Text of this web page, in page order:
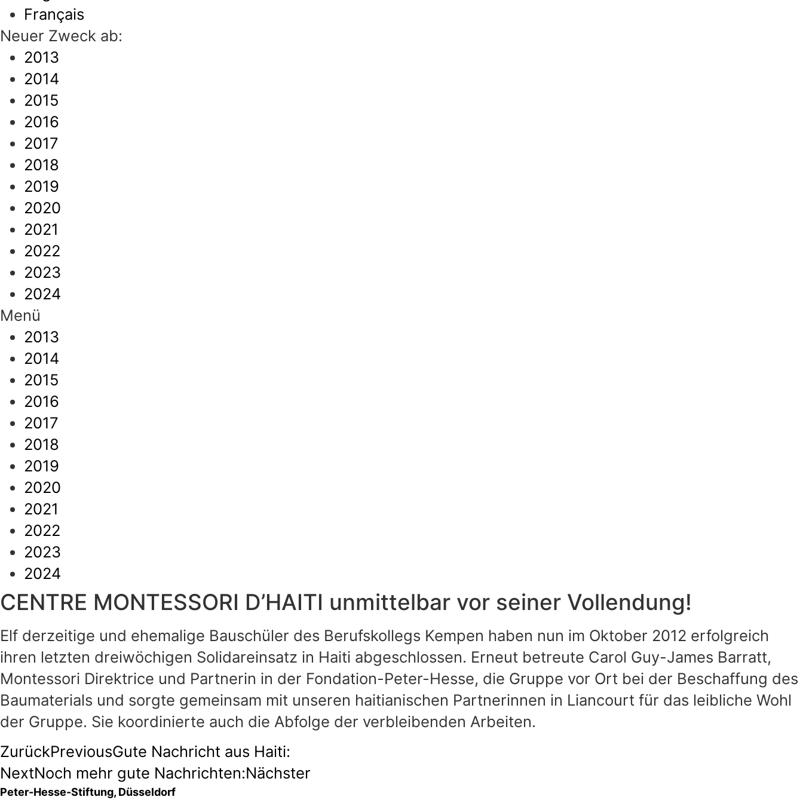
Français
Neuer Zweck ab:
2013
2014
2015
2016
2017
2018
2019
2020
2021
2022
2023
2024
Menü
2013
2014
2015
2016
2017
2018
2019
2020
2021
2022
2023
2024
CENTRE MONTESSORI D’HAITI unmittelbar vor seiner Vollendung!
Elf derzeitige und ehemalige Bauschüler des Berufskollegs Kempen haben nun im Oktober 2012 erfolgreich
ihren letzten dreiwöchigen Solidareinsatz in Haiti abgeschlossen. Erneut betreute Carol Guy-James Barratt,
Montessori Direktrice und Partnerin in der Fondation-Peter-Hesse, die Gruppe vor Ort bei der Beschaffung des
Baumaterials und sorgte gemeinsam mit unseren haitianischen Partnerinnen in Liancourt für das leibliche Wohl
der Gruppe. Sie koordinierte auch die Abfolge der verbleibenden Arbeiten.
ZurückPreviousGute Nachricht aus Haiti:
NextNoch mehr gute Nachrichten:Nächster
Peter-Hesse-Stiftung, Düsseldorf